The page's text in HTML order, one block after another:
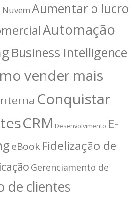
NuvemAumentar o lucro
Automação
Business Intelligence
vender mais
Conquistar
CRM Desenvolvimento E-
eBookFidelização de
Gerenciamento de
de clientes